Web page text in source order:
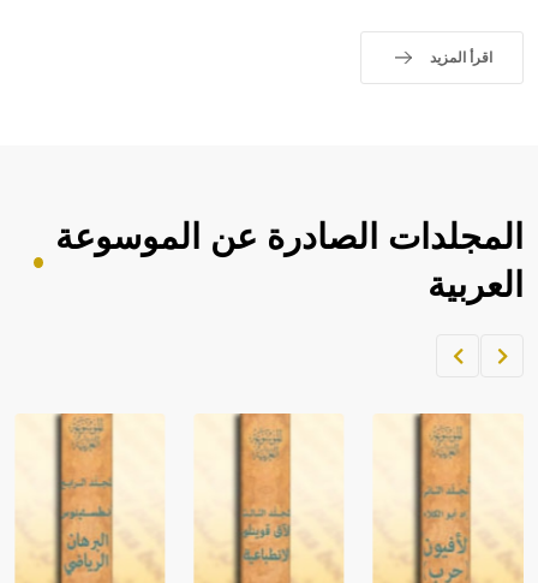
اقرأ المزيد
المجلدات الصادرة عن الموسوعة
العربية